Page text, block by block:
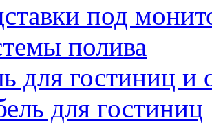
под
полива
для гостиниц
для гостиниц